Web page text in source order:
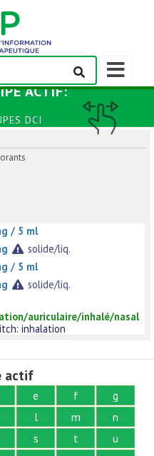
Afficher/
la
de
navigation
ACTIF:
DCI
/ 5 ml
solide/liq.
/ 5 ml
solide/liq.
auriculaire/inhalé/nasal
inhalation
actif
e f
g
l m
n
s t
u